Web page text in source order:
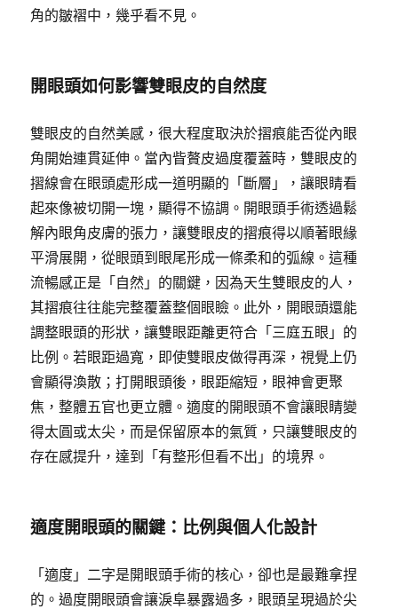
角的皺褶中，幾乎看不見。
開眼頭如何影響雙眼皮的自然度
雙眼皮的自然美感，很大程度取決於摺痕能否從內眼
角開始連貫延伸。當內眥贅皮過度覆蓋時，雙眼皮的
摺線會在眼頭處形成一道明顯的「斷層」，讓眼睛看
起來像被切開一塊，顯得不協調。開眼頭手術透過鬆
解內眼角皮膚的張力，讓雙眼皮的摺痕得以順著眼緣
平滑展開，從眼頭到眼尾形成一條柔和的弧線。這種
流暢感正是「自然」的關鍵，因為天生雙眼皮的人，
其摺痕往往能完整覆蓋整個眼瞼。此外，開眼頭還能
調整眼頭的形狀，讓雙眼距離更符合「三庭五眼」的
比例。若眼距過寬，即使雙眼皮做得再深，視覺上仍
會顯得渙散；打開眼頭後，眼距縮短，眼神會更聚
焦，整體五官也更立體。適度的開眼頭不會讓眼睛變
得太圓或太尖，而是保留原本的氣質，只讓雙眼皮的
存在感提升，達到「有整形但看不出」的境界。
適度開眼頭的關鍵：比例與個人化設計
「適度」二字是開眼頭手術的核心，卻也是最難拿捏
的。過度開眼頭會讓淚阜暴露過多，眼頭呈現過於尖